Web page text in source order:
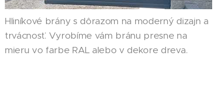
Hliníkové brány s dôrazom na moderný dizajn a
trvácnosť. Vyrobíme vám bránu presne na
mieru vo farbe RAL alebo v dekore dreva.